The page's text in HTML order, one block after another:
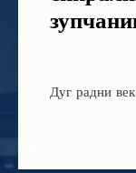
мењач
Мала тежина и